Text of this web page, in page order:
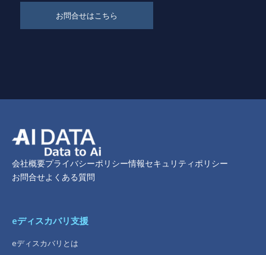
お問合せはこちら
会社概要プライバシーポリシー情報セキュリティポリシー
お問合せよくある質問
eディスカバリ支援
eディスカバリとは